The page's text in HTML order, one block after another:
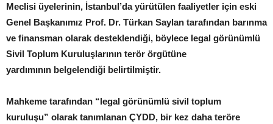
Meclisi üyelerinin, İstanbul’da yürütülen faaliyetler için eski
Genel Başkanımız Prof. Dr. Türkan Saylan tarafından barınma
ve finansman olarak desteklendiği, böylece legal görünümlü
Sivil Toplum Kuruluşlarının terör örgütüne
yardımının belgelendiği belirtilmiştir.
Mahkeme tarafından “legal görünümlü sivil toplum
kuruluşu” olarak tanımlanan ÇYDD, bir kez daha teröre